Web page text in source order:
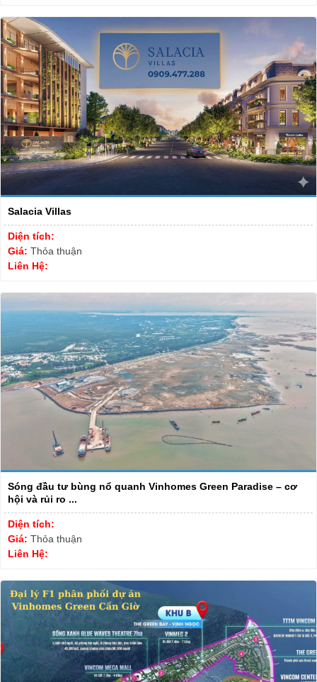
Salacia Villas
Diện tích:
Giá: Thỏa thuận
Liên Hệ:
Sóng đầu tư bùng nổ quanh Vinhomes Green Paradise – cơ
hội và rủi ro ...
Diện tích:
Giá: Thỏa thuận
Liên Hệ: